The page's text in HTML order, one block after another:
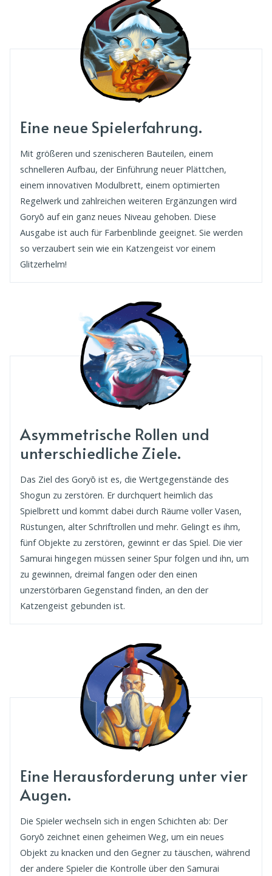
Eine neue Spielerfahrung.
Mit größeren und szenischeren Bauteilen, einem
schnelleren Aufbau, der Einführung neuer Plättchen,
einem innovativen Modulbrett, einem optimierten
Regelwerk und zahlreichen weiteren Ergänzungen wird
Goryō auf ein ganz neues Niveau gehoben. Diese
Ausgabe ist auch für Farbenblinde geeignet. Sie werden
so verzaubert sein wie ein Katzengeist vor einem
Glitzerhelm!
Asymmetrische Rollen und
unterschiedliche Ziele.
Das Ziel des Goryō ist es, die Wertgegenstände des
Shogun zu zerstören. Er durchquert heimlich das
Spielbrett und kommt dabei durch Räume voller Vasen,
Rüstungen, alter Schriftrollen und mehr. Gelingt es ihm,
fünf Objekte zu zerstören, gewinnt er das Spiel. Die vier
Samurai hingegen müssen seiner Spur folgen und ihn, um
zu gewinnen, dreimal fangen oder den einen
unzerstörbaren Gegenstand finden, an den der
Katzengeist gebunden ist.
Eine Herausforderung unter vier
Augen.
Die Spieler wechseln sich in engen Schichten ab: Der
Goryō zeichnet einen geheimen Weg, um ein neues
Objekt zu knacken und den Gegner zu täuschen, während
der andere Spieler die Kontrolle über den Samurai